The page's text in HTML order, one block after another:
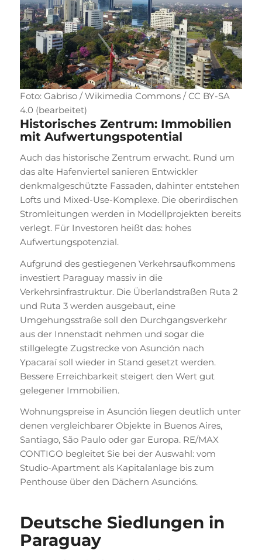
Foto: Gabriso / Wikimedia Commons / CC BY-SA
4.0 (bearbeitet)
Historisches Zentrum: Immobilien
mit Aufwertungspotential
Auch das historische Zentrum erwacht. Rund um
das alte Hafenviertel sanieren Entwickler
denkmalgeschützte Fassaden, dahinter entstehen
Lofts und Mixed-Use-Komplexe. Die oberirdischen
Stromleitungen werden in Modellprojekten bereits
verlegt. Für Investoren heißt das: hohes
Aufwertungspotenzial.
Aufgrund des gestiegenen Verkehrsaufkommens
investiert Paraguay massiv in die
Verkehrsinfrastruktur. Die Überlandstraßen Ruta 2
und Ruta 3 werden ausgebaut, eine
Umgehungsstraße soll den Durchgangsverkehr
aus der Innenstadt nehmen und sogar die
stillgelegte Zugstrecke von Asunción nach
Ypacaraí soll wieder in Stand gesetzt werden.
Bessere Erreichbarkeit steigert den Wert gut
gelegener Immobilien.
Wohnungspreise in Asunción liegen deutlich unter
denen vergleichbarer Objekte in Buenos Aires,
Santiago, São Paulo oder gar Europa. RE/MAX
CONTIGO begleitet Sie bei der Auswahl: vom
Studio-Apartment als Kapitalanlage bis zum
Penthouse über den Dächern Asuncións.
Deutsche Siedlungen in
Paraguay